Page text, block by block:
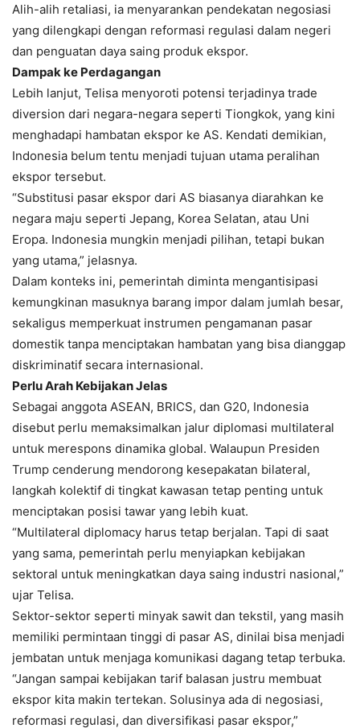
Alih-alih retaliasi, ia menyarankan pendekatan negosiasi
yang dilengkapi dengan reformasi regulasi dalam negeri
dan penguatan daya saing produk ekspor.
Dampak ke Perdagangan
Lebih lanjut, Telisa menyoroti potensi terjadinya trade
diversion dari negara-negara seperti Tiongkok, yang kini
menghadapi hambatan ekspor ke AS. Kendati demikian,
Indonesia belum tentu menjadi tujuan utama peralihan
ekspor tersebut.
“Substitusi pasar ekspor dari AS biasanya diarahkan ke
negara maju seperti Jepang, Korea Selatan, atau Uni
Eropa. Indonesia mungkin menjadi pilihan, tetapi bukan
yang utama,” jelasnya.
Dalam konteks ini, pemerintah diminta mengantisipasi
kemungkinan masuknya barang impor dalam jumlah besar,
sekaligus memperkuat instrumen pengamanan pasar
domestik tanpa menciptakan hambatan yang bisa dianggap
diskriminatif secara internasional.
Perlu Arah Kebijakan Jelas
Sebagai anggota ASEAN, BRICS, dan G20, Indonesia
disebut perlu memaksimalkan jalur diplomasi multilateral
untuk merespons dinamika global. Walaupun Presiden
Trump cenderung mendorong kesepakatan bilateral,
langkah kolektif di tingkat kawasan tetap penting untuk
menciptakan posisi tawar yang lebih kuat.
“Multilateral diplomacy harus tetap berjalan. Tapi di saat
yang sama, pemerintah perlu menyiapkan kebijakan
sektoral untuk meningkatkan daya saing industri nasional,”
ujar Telisa.
Sektor-sektor seperti minyak sawit dan tekstil, yang masih
memiliki permintaan tinggi di pasar AS, dinilai bisa menjadi
jembatan untuk menjaga komunikasi dagang tetap terbuka.
“Jangan sampai kebijakan tarif balasan justru membuat
ekspor kita makin tertekan. Solusinya ada di negosiasi,
reformasi regulasi, dan diversifikasi pasar ekspor,”